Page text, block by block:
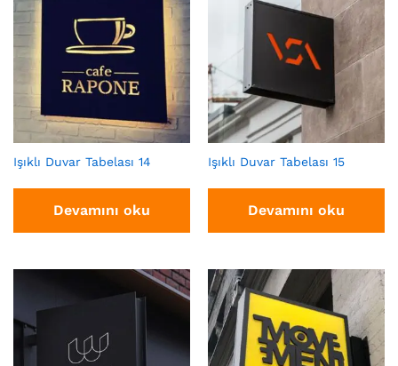
Işıklı Duvar Tabelası 14
Devamını oku
Işıklı Duvar Tabelası 15
Devamını oku